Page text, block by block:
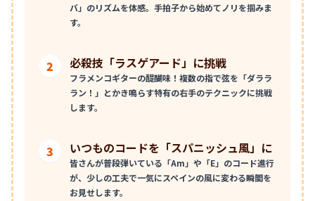
バ」のリズムを体感。手拍子から始めてノリを掴みま
す。
2 必殺技「ラスゲアード」に挑戦
フラメンコギターの醍醐味！複数の指で弦を「ダララ
ラン！」とかき鳴らす特有の右手のテクニックに挑戦
します。
3 いつものコードを「スパニッシュ風」に
皆さんが普段弾いている「Am」や「E」のコード進行
が、少しの工夫で一気にスペインの風に変わる瞬間を
お見せします。